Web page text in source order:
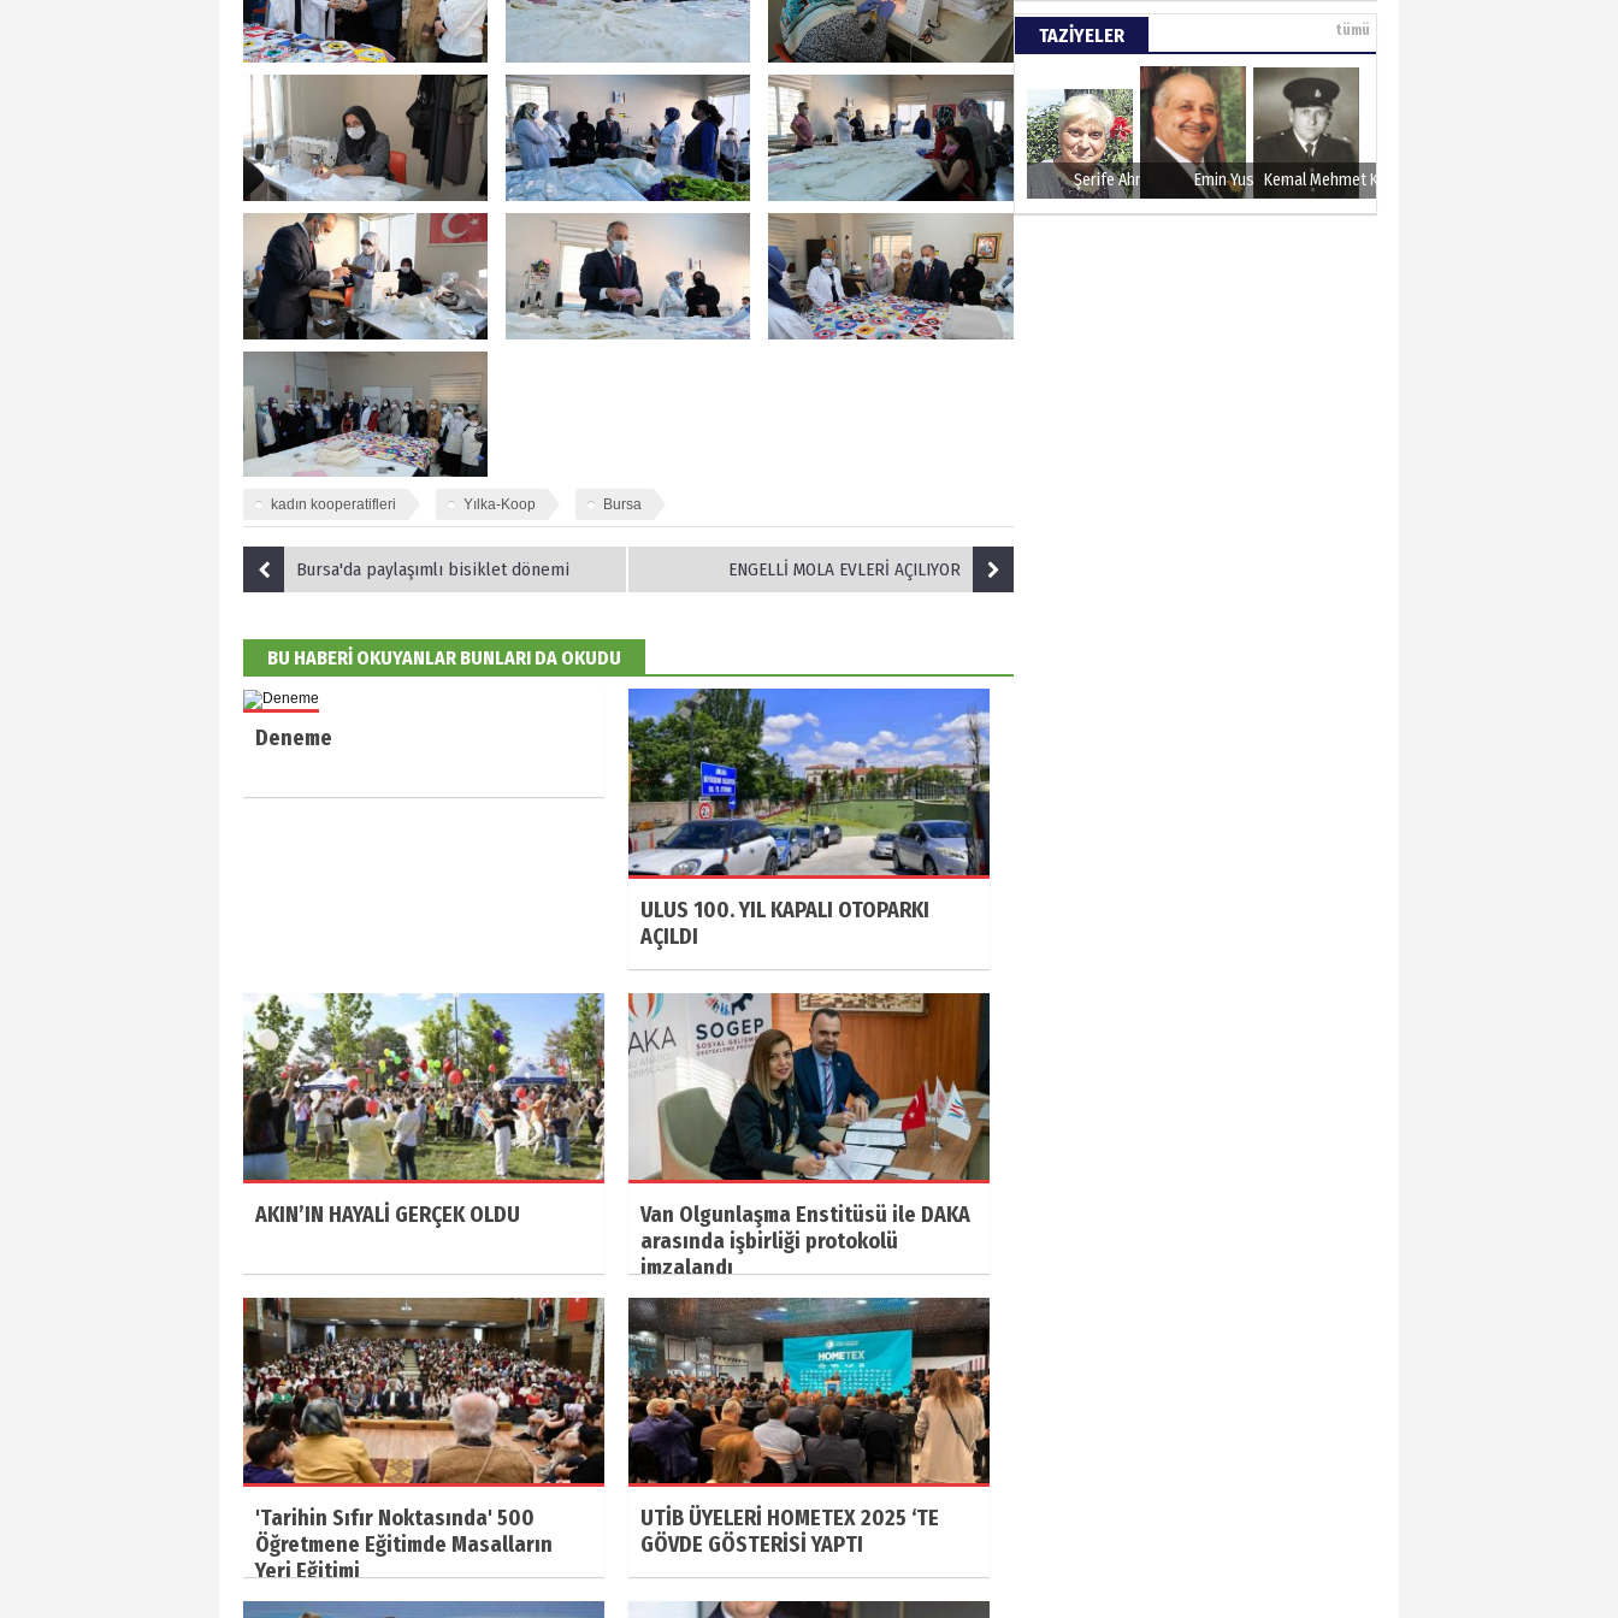
kadın kooperatifleri Yılka-Koop Bursa
Bursa'da paylaşımlı bisiklet dönemi ENGELLİ MOLA EVLERİ AÇILIYOR
BU HABERİ OKUYANLAR BUNLARI DA OKUDU
Deneme
ULUS 100. YIL KAPALI OTOPARKI
AÇILDI
AKIN’IN HAYALİ GERÇEK OLDU
Van Olgunlaşma Enstitüsü ile DAKA
arasında işbirliği protokolü
imzalandı
'Tarihin Sıfır Noktasında' 500
Öğretmene Eğitimde Masalların
Yeri Eğitimi
UTİB ÜYELERİ HOMETEX 2025 ‘TE
GÖVDE GÖSTERİSİ YAPTI
TAZİYELER tümü
Şerife Ahmet Emin YusufKemal Mehmet Kanmaz